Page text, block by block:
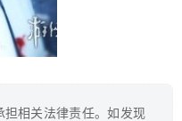
相关法律责任。如发现